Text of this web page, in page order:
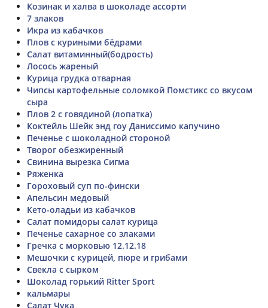
Козинак и халва в шоколаде ассорти
7 злаков
Икра из кабачков
Плов с куриными бёдрами
Салат витаминный(бодрость)
Лосось жареный
Курица грудка отварная
Чипсы картофельные соломкой Помстикс со вкусом
сыра
Плов 2 с говядиной (лопатка)
Коктейль Шейк энд гоу Даниссимо капучино
Печенье с шоколадной стороной
Творог обезжиренный
Свинина вырезка Сигма
Ряженка
Гороховый суп по-фински
Апельсин медовый
Кето-оладьи из кабачков
Салат помидоры салат курица
Печенье сахарное со злаками
Гречка с морковью 12.12.18
Мешочки с курицей, пюре и грибами
Свекла с сырком
Шоколад горький Ritter Sport
кальмары
Салат Чука